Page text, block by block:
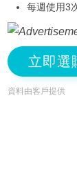
每週使用3
立即選
資料由客戶提供